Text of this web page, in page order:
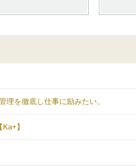
理を徹底し仕事に励みたい。
】